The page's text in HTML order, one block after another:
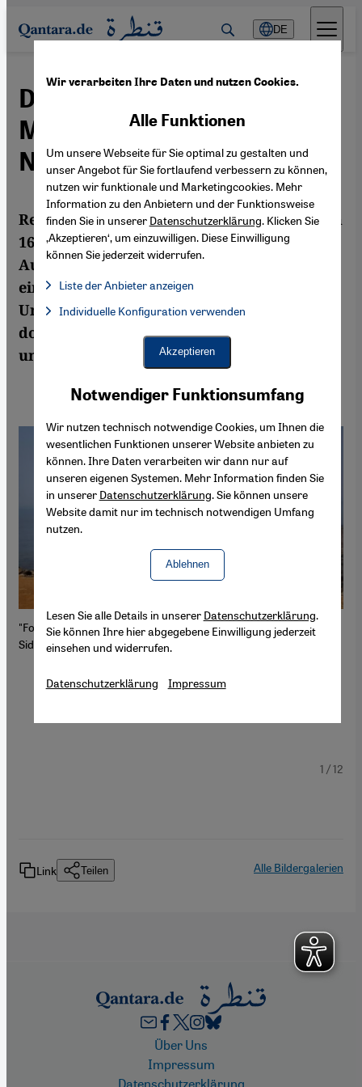
Direkt zum Inhalt springen
DE
Danish Siddiqui und die
Menschen hinter den
Nachrichten
Reuters-Fotograf Danish Siddiqui wurde am
16. Juli in Afghanistan getötet. Der
Autodidakt Siddiqui war in seinem Beruf
einer der Besten, während er Kriege,
Unruhen und menschliches Leid
dokumentierte. Von Raju Gopalakrishnan
und Mike Collett-White
"Fotografieren habe ich zu 90 Prozent in der Praxis erlernt“, hat
Siddiqui einmal geschrieben.
1 / 12
Link Teilen Alle Bildergalerien
FooterÜber Uns
Impressum
Datenschutzerklärung
Wir verarbeiten Ihre Daten und nutzen Cookies.
Notwendiger Funktionsumfang
Wir nutzen technisch notwendige Cookies, um Ihnen die
wesentlichen Funktionen unserer Website anbieten zu
können. Ihre Daten verarbeiten wir dann nur auf
unseren eigenen Systemen. Mehr Information finden Sie
in unserer Datenschutzerklärung. Sie können unsere
Website damit nur im technisch notwendigen Umfang
nutzen.
Ablehnen
Alle Funktionen
Um unsere Webseite für Sie optimal zu gestalten und
unser Angebot für Sie fortlaufend verbessern zu können,
nutzen wir funktionale und Marketingcookies. Mehr
Information zu den Anbietern und der Funktionsweise
finden Sie in unserer Datenschutzerklärung. Klicken Sie
‚Akzeptieren‘, um einzuwilligen. Diese Einwilligung
können Sie jederzeit widerrufen.
Liste der Anbieter anzeigen
Facebook Embed / Facebook Connect, Google Maps Embed,
Facebook Embed / Facebook Connect
Google Maps Embed
Individuelle Konfiguration verwenden
Akzeptieren
Lesen Sie alle Details in unserer Datenschutzerklärung.
Sie können Ihre hier abgegebene Einwilligung jederzeit
einsehen und widerrufen.
Datenschutzerklärung Impressum